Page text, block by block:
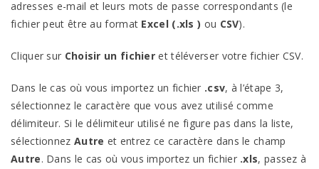
adresses e-mail et leurs mots de passe correspondants (le
fichier peut être au format Excel (.xls ) ou CSV).
Cliquer sur Choisir un fichier et téléverser votre fichier CSV.
Dans le cas où vous importez un fichier .csv, à l’étape 3,
sélectionnez le caractère que vous avez utilisé comme
délimiteur. Si le délimiteur utilisé ne figure pas dans la liste,
sélectionnez Autre et entrez ce caractère dans le champ
Autre. Dans le cas où vous importez un fichier .xls, passez à